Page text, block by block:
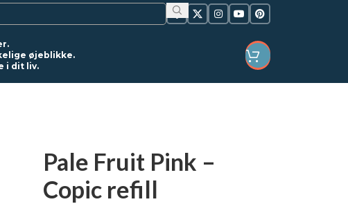
øjeblikke.
i dit liv.
Pale Fruit Pink –
Copic refill